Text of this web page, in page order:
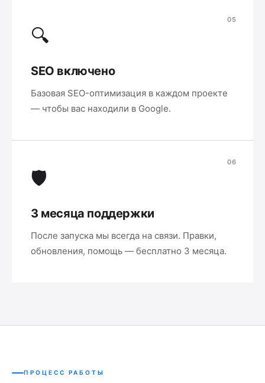
05
🔍
SEO включено
Базовая SEO-оптимизация в каждом проекте
— чтобы вас находили в Google.
06
🛡
3 месяца поддержки
После запуска мы всегда на связи. Правки,
обновления, помощь — бесплатно 3 месяца.
ПРОЦЕСС РАБОТЫ